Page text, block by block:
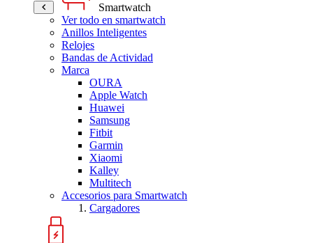
Smartwatch
Ver todo en smartwatch
Anillos Inteligentes
Relojes
Bandas de Actividad
Marca
OURA
Apple Watch
Huawei
Samsung
Fitbit
Garmin
Xiaomi
Kalley
Multitech
Accesorios para Smartwatch
Cargadores